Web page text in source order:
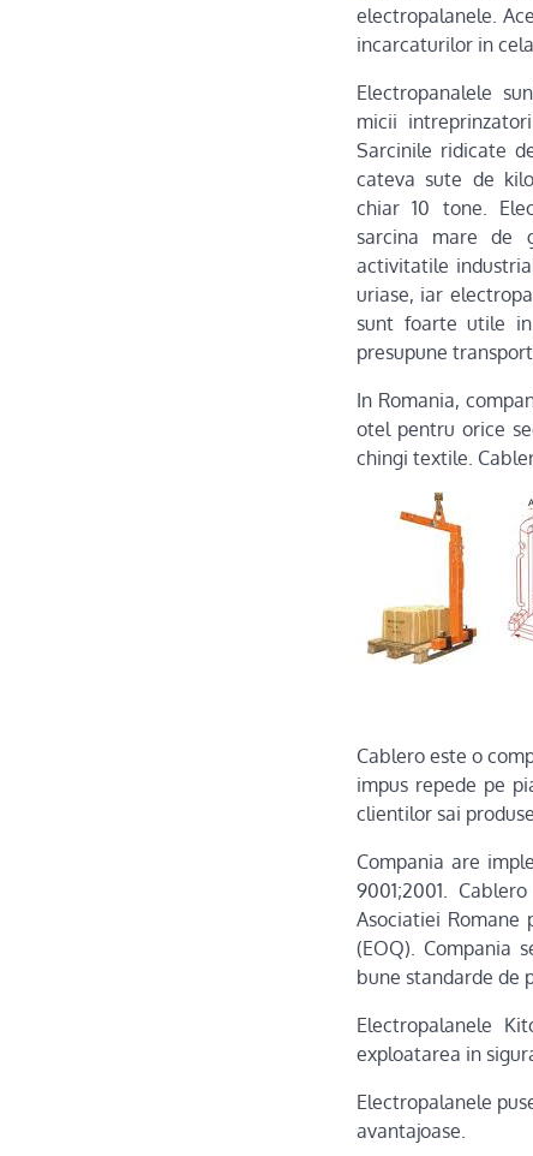
electropalanele.
incarcaturilor in
Electropanalele
micii
Sarcinile ridicate
cateva sute de
chiar 10 tone.
sarcina mare de
activitatile
uriase, iar
sunt foarte utile
presupune
In Romania,
otel pentru orice
chingi textile.
Cablero este o
impus repede pe
clientilor sai
Compania are
9001;2001.
Asociatiei Romane
(EOQ). Compania
bune standarde de
Electropalanele
exploatarea in
Electropalanele
avantajoase.